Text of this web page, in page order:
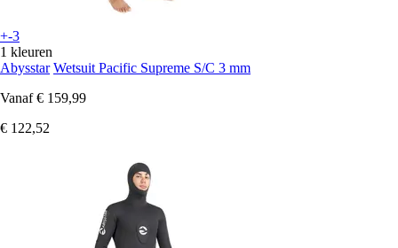
+-3
1 kleuren
Abysstar Wetsuit Pacific Supreme S/C 3 mm
Vanaf € 159,99
€ 122,52